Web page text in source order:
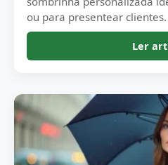
ou para presentear clientes.
Ler